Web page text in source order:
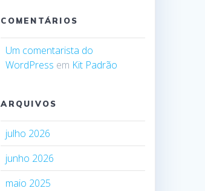
COMENTÁRIOS
Um comentarista do
WordPress em Kit Padrão
ARQUIVOS
julho 2026
junho 2026
maio 2025